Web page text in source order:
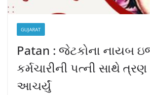
GUJARAT
Patan : જેટકોના નાયબ
કર્મચારીની પત્ની સાથે ત્રણ
આચર્યું